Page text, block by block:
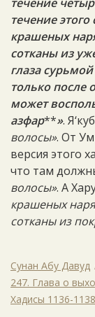
течение
крашеных
сотканы из
глаза
только после
может
азфар**».
волосы». От
версия этого
что там
волосы». А
крашеных
сотканы из
Сунан Абу Давуд
247. Глава о
Хадисы 1136-1138